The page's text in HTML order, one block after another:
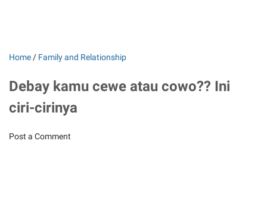
Home / Family and Relationship
Debay kamu cewe atau cowo?? Ini
ciri-cirinya
Post a Comment